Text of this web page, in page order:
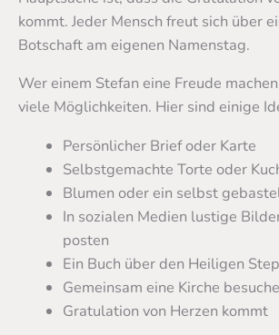
kommt. Jeder Mensch freut sich über
Botschaft am eigenen Namenstag.
Wer einem Stefan eine Freude
viele Möglichkeiten. Hier sind einige
Persönlicher Brief oder Karte
Selbstgemachte Torte oder
Blumen oder ein selbst
In sozialen Medien lustige
posten
Ein Buch über den Heiligen
Gemeinsam eine Kirche
Gratulation von Herzen kommt